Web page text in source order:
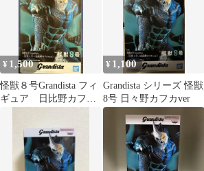
¥ 1,500
怪獣８号Grandista フィ
ギュア 日比野カフカ
¥ 1,100
Grandista シリーズ 怪獣
8号 日々野カフカver